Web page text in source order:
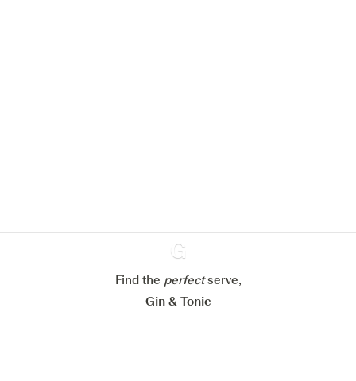
Ginventory
Find the perfectserve,
Gin & Tonic